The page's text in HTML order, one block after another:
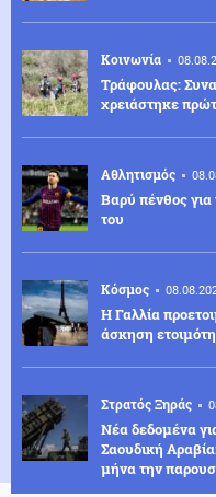
Κοινωνία
Τράφουλας:
χρειάστηκε
Αθλητισμός
Βαρύ πένθος
του
Κόσμος
Η Γαλλία
άσκηση
Στρατός Ξηράς
Νέα δεδομένα
Σαουδική
μήνα την